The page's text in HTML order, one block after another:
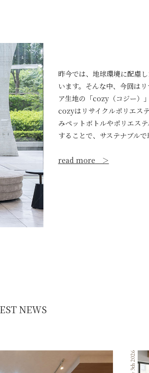
昨今では、地球環境に配慮
います。そんな中、今回は
ア生地の「cozy（コジー）
cozyはリサイクルポリエス
みペットボトルやポリエス
することで、サステナブル
read more ＞
NEWS
July 3th 2026